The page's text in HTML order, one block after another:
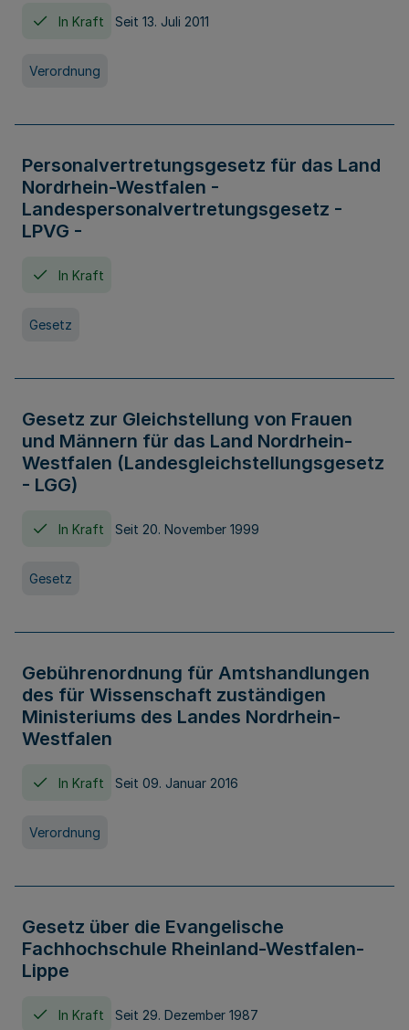
In Kraft Seit 13. Juli 2011
Verordnung
Personalvertretungsgesetz für das Land
Nordrhein-Westfalen -
Landespersonalvertretungsgesetz -
LPVG -
In Kraft
Gesetz
Gesetz zur Gleichstellung von Frauen
und Männern für das Land Nordrhein-
Westfalen (Landesgleichstellungsgesetz
- LGG)
In Kraft Seit 20. November 1999
Gesetz
Gebührenordnung für Amtshandlungen
des für Wissenschaft zuständigen
Ministeriums des Landes Nordrhein-
Westfalen
In Kraft Seit 09. Januar 2016
Verordnung
Gesetz über die Evangelische
Fachhochschule Rheinland-Westfalen-
Lippe
In Kraft Seit 29. Dezember 1987